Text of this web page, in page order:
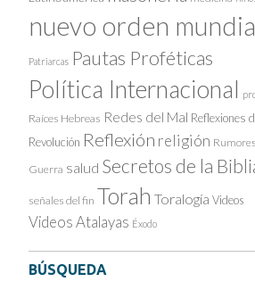
nuevo orden
Patriarcas Pautas Proféticas
Política Internacional
Raíces Hebreas Redes del Mal Reflexiones
Revolución Reflexión religión
Guerra salud Secretos de la
señales del fin Torah Toralogía Videos
Videos Atalayas Éxodo
BÚSQUEDA